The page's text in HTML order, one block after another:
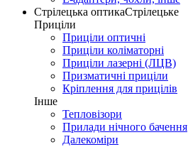
Стрілецька оптикаСтрілецьке
Приціли
Приціли оптичні
Приціли коліматорні
Приціли лазерні (ЛЦВ)
Призматичні приціли
Кріплення для прицілів
Інше
Тепловізори
Прилади нічного бачення
Далекоміри